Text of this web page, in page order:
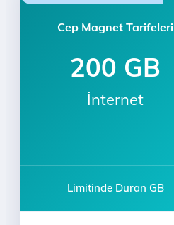
Cep Magnet Tarifeleri
200 GB
İnternet
Limitinde Duran GB